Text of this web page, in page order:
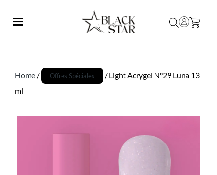
Home / Offres Spéciales
/ Light Acrygel N°29 Luna 13
ml